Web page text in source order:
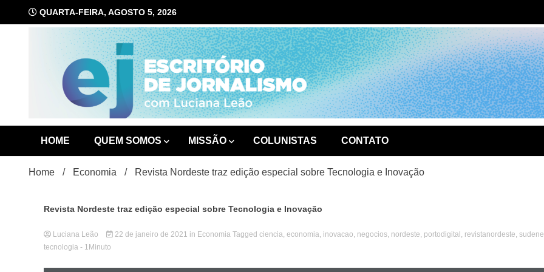
QUARTA-FEIRA, AGOSTO 5, 2026
Escritório de
HOME
QUEM SOMOS MISSÃO COLUNISTAS CONTATO
Home Economia Revista Nordeste traz edição especial sobre Tecnologia e Inovação
Revista Nordeste traz edição especial sobre Tecnologia e Inovação
Luciana Leão 22 de janeiro de 2021 in Economia Tagged ciencia, economia, inovacao, negocios, nordeste, portodigital , revistanordeste, sudene
tecnologia - 1Minuto